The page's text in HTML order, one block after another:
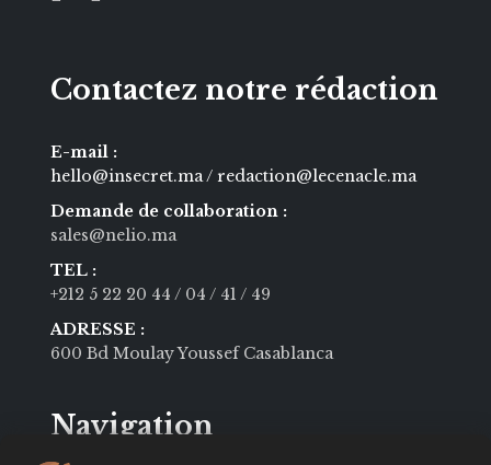
Contactez notre rédaction
E-mail :
hello@insecret.ma / redaction@lecenacle.ma
Demande de collaboration :
sales@nelio.ma
TEL :
+212 5 22 20 44 / 04 / 41 / 49
ADRESSE :
600 Bd Moulay Youssef Casablanca
Navigation